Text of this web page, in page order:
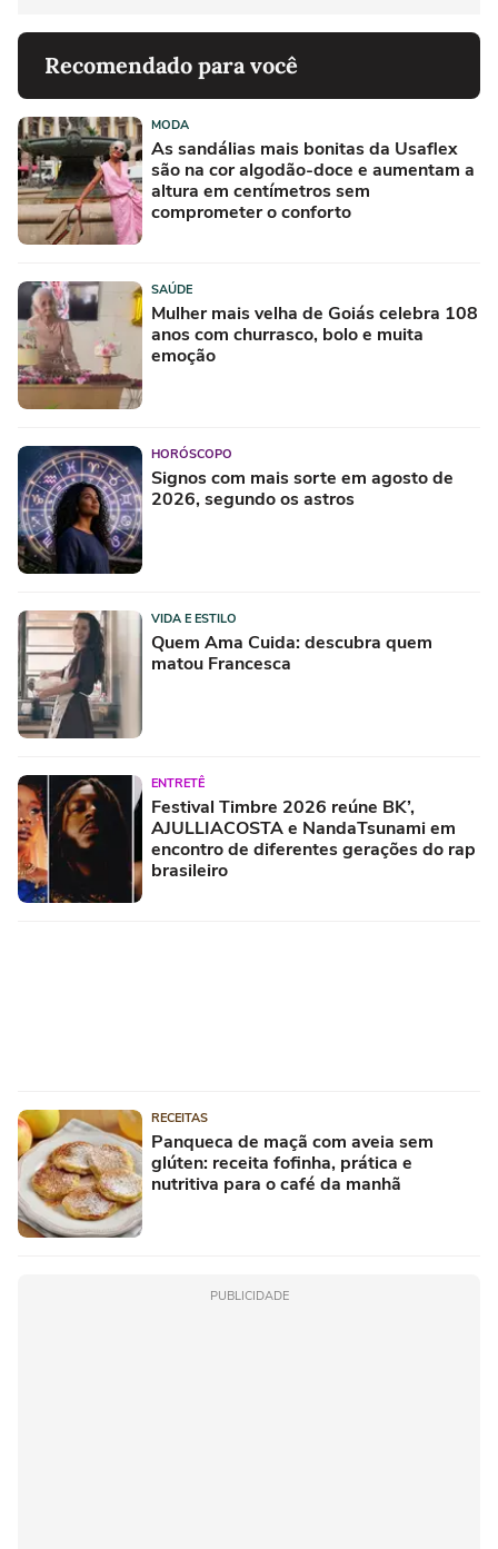
Recomendado para você
MODA
As sandálias mais bonitas da Usaflex
são na cor algodão-doce e aumentam a
altura em centímetros sem
comprometer o conforto
SAÚDE
Mulher mais velha de Goiás celebra 108
anos com churrasco, bolo e muita
emoção
HORÓSCOPO
Signos com mais sorte em agosto de
2026, segundo os astros
VIDA E ESTILO
Quem Ama Cuida: descubra quem
matou Francesca
ENTRETÊ
Festival Timbre 2026 reúne BK’,
AJULLIACOSTA e NandaTsunami em
encontro de diferentes gerações do rap
brasileiro
RECEITAS
Panqueca de maçã com aveia sem
glúten: receita fofinha, prática e
nutritiva para o café da manhã
PUBLICIDADE